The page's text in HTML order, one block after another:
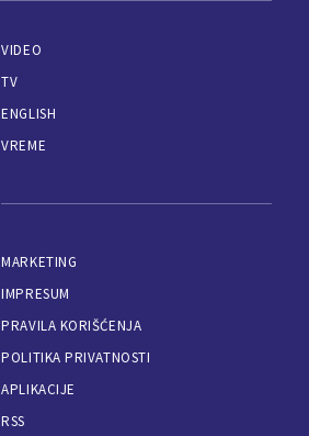
VIDEO
TV
ENGLISH
VREME
MARKETING
IMPRESUM
PRAVILA KORIŠĆENJA
POLITIKA PRIVATNOSTI
APLIKACIJE
RSS